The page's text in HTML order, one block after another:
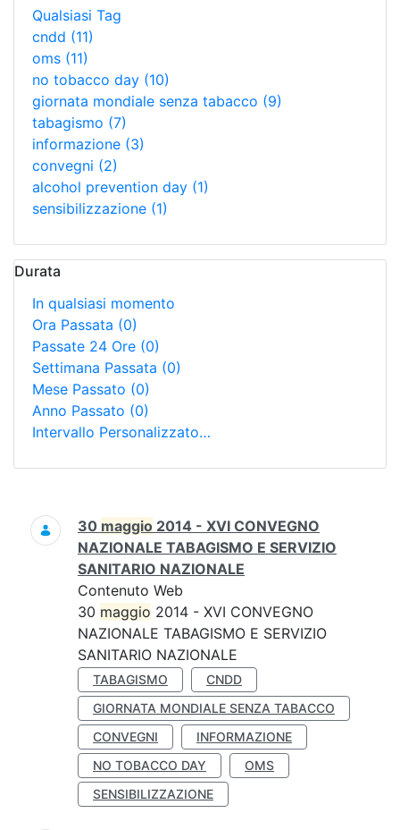
Qualsiasi Tag
cndd (11)
oms (11)
no tobacco day (10)
giornata mondiale senza tabacco (9)
tabagismo (7)
informazione (3)
convegni (2)
alcohol prevention day (1)
sensibilizzazione (1)
Durata
In qualsiasi momento
Ora Passata (0)
Passate 24 Ore (0)
Settimana Passata (0)
Mese Passato (0)
Anno Passato (0)
Intervallo Personalizzato…
Ricerca
30 maggio 2014 - XVI CONVEGNO
NAZIONALE TABAGISMO E SERVIZIO
SANITARIO NAZIONALE
Contenuto Web
30 maggio 2014 - XVI CONVEGNO
NAZIONALE TABAGISMO E SERVIZIO
SANITARIO NAZIONALE
TABAGISMO
CNDD
GIORNATA MONDIALE SENZA TABACCO
CONVEGNI
INFORMAZIONE
NO TOBACCO DAY
OMS
SENSIBILIZZAZIONE